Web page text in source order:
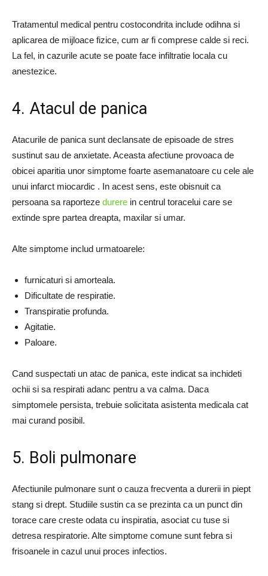
Tratamentul medical pentru costocondrita include odihna si
aplicarea de mijloace fizice, cum ar fi comprese calde si reci.
La fel, in cazurile acute se poate face infiltratie locala cu
anestezice.
4. Atacul de panica
Atacurile de panica sunt declansate de episoade de stres
sustinut sau de anxietate. Aceasta afectiune provoaca de
obicei aparitia unor simptome foarte asemanatoare cu cele ale
unui infarct miocardic . In acest sens, este obisnuit ca
persoana sa raporteze durere in centrul toracelui care se
extinde spre partea dreapta, maxilar si umar.
Alte simptome includ urmatoarele:
furnicaturi si amorteala.
Dificultate de respiratie.
Transpiratie profunda.
Agitatie.
Paloare.
Cand suspectati un atac de panica, este indicat sa inchideti
ochii si sa respirati adanc pentru a va calma. Daca
simptomele persista, trebuie solicitata asistenta medicala cat
mai curand posibil.
5. Boli pulmonare
Afectiunile pulmonare sunt o cauza frecventa a durerii in piept
stang si drept. Studiile sustin ca se prezinta ca un punct din
torace care creste odata cu inspiratia, asociat cu tuse si
detresa respiratorie. Alte simptome comune sunt febra si
frisoanele in cazul unui proces infectios.